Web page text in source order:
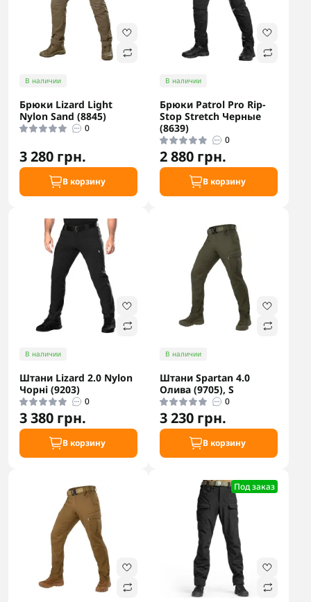
В наличии
Брюки Lizard Light
Nylon Sand (8845)
0
3 280 грн.
В корзину
В наличии
Брюки Patrol Pro Rip-
Stop Stretch Черные
(8639)
0
2 880 грн.
В корзину
В наличии
Штани Lizard 2.0 Nylon
Чорні (9203)
0
3 380 грн.
В корзину
В наличии
Штани Spartan 4.0
Олива (9705), S
0
3 230 грн.
В корзину
Под заказ